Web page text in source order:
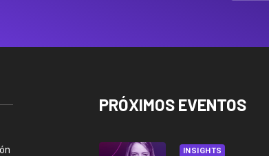
PRÓXIMOS EVENTOS
INSIGHTS